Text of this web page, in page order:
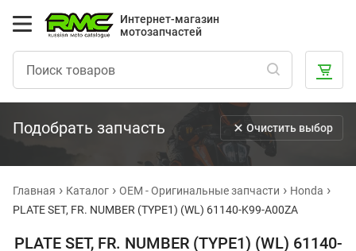
Интернет-магазин
мотозапчастей
Подобрать запчасть Очистить выбор
Главная Каталог OEM - Оригинальные запчасти
Honda
PLATE SET, FR. NUMBER (TYPE1) (WL) 61140-K99-A00ZA
PLATE SET, FR. NUMBER (TYPE1) (WL) 61140-